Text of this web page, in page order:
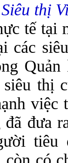
thị
tế tại
các
thị
việc
đã đưa
tiêu